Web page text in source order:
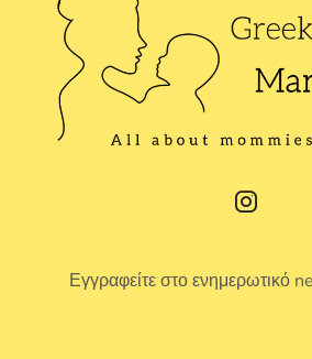
Εγγραφείτε στο ενημερωτικό